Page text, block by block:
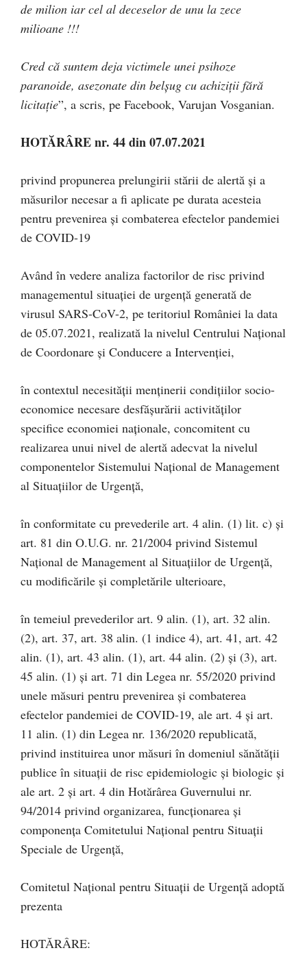
de milion iar cel al deceselor de unu la zece
milioane !!!
Cred că suntem deja victimele unei psihoze
paranoide, asezonate din belșug cu achiziții fără
licitație”, a scris, pe Facebook, Varujan Vosganian.
HOTĂRÂRE nr. 44 din 07.07.2021
privind propunerea prelungirii stării de alertă şi a
măsurilor necesar a fi aplicate pe durata acesteia
pentru prevenirea şi combaterea efectelor pandemiei
de COVID-19
Având în vedere analiza factorilor de risc privind
managementul situaţiei de urgenţă generată de
virusul SARS-CoV-2, pe teritoriul României la data
de 05.07.2021, realizată la nivelul Centrului Naţional
de Coordonare şi Conducere a Intervenţiei,
în contextul necesităţii menţinerii condiţiilor socio-
economice necesare desfăşurării activităţilor
specifice economiei naţionale, concomitent cu
realizarea unui nivel de alertă adecvat la nivelul
componentelor Sistemului Naţional de Management
al Situaţiilor de Urgenţă,
în conformitate cu prevederile art. 4 alin. (1) lit. c) şi
art. 81 din O.U.G. nr. 21/2004 privind Sistemul
Naţional de Management al Situaţiilor de Urgenţă,
cu modificările şi completările ulterioare,
în temeiul prevederilor art. 9 alin. (1), art. 32 alin.
(2), art. 37, art. 38 alin. (1 indice 4), art. 41, art. 42
alin. (1), art. 43 alin. (1), art. 44 alin. (2) şi (3), art.
45 alin. (1) şi art. 71 din Legea nr. 55/2020 privind
unele măsuri pentru prevenirea şi combaterea
efectelor pandemiei de COVID-19, ale art. 4 şi art.
11 alin. (1) din Legea nr. 136/2020 republicată,
privind instituirea unor măsuri în domeniul sănătăţii
publice în situaţii de risc epidemiologic şi biologic şi
ale art. 2 şi art. 4 din Hotărârea Guvernului nr.
94/2014 privind organizarea, funcţionarea şi
componenţa Comitetului Naţional pentru Situaţii
Speciale de Urgenţă,
Comitetul Naţional pentru Situaţii de Urgenţă adoptă
prezenta
HOTĂRÂRE: